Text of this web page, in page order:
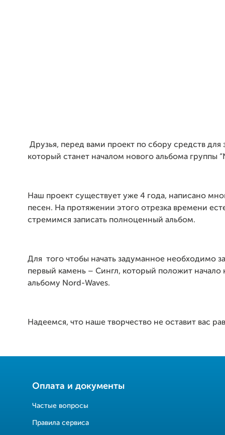
Друзья, перед вами проект по сбору средств для
который станет началом нового альбома группы
Наш проект существует уже 4 года, написано
песен. На протяжении этого отрезка времени
стремимся записать полноценный альбом.
Для того чтобы начать задуманное необходимо
первый камень – Сингл, который положит начало
альбому Nord-Waves.
Надеемся, что наше творчество не оставит вас
Оплата и документы
Частые вопросы
Правила сервиса